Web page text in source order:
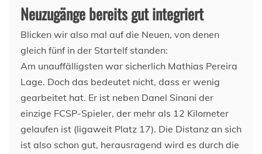
Neuzugänge bereits gut integriert
Blicken wir also mal auf die Neuen, von denen
gleich fünf in der Startelf standen:
Am unauffälligsten war sicherlich Mathias Pereira
Lage. Doch das bedeutet nicht, dass er wenig
gearbeitet hat. Er ist neben Danel Sinani der
einzige FCSP-Spieler, der mehr als 12 Kilometer
gelaufen ist (ligaweit Platz 17). Die Distanz an sich
ist also schon gut, herausragend wird es durch die